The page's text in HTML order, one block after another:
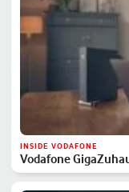
INSIDE VODAFONE
Vodafone